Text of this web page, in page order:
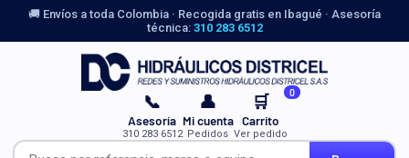
🚚 Envíos a toda Colombia · Recogida gratis en Ibagué · Asesoría
técnica: 310 283 6512
📞
Asesoría
310 283 6512
👤
Mi cuenta
Pedidos
🛒 0
Carrito
Ver pedido